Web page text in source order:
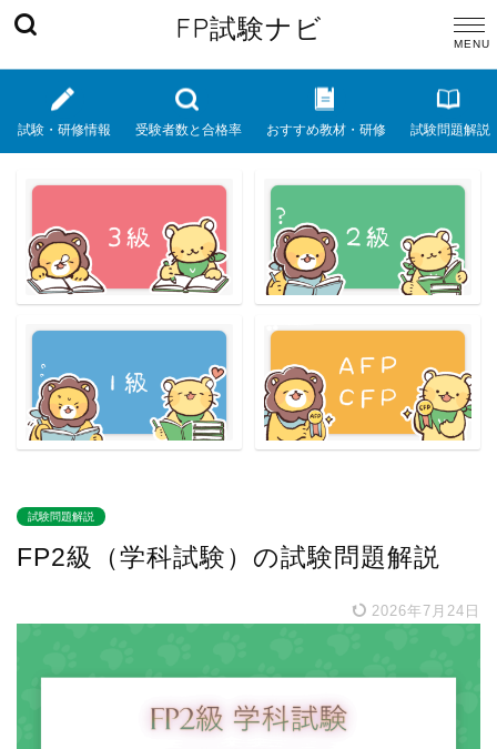
FP試験ナビ
試験・研修情報 受験者数と合格率 おすすめ教材・研修 試験問題解説
試験問題解説
FP2級（学科試験）の試験問題解説
2026年7月24日